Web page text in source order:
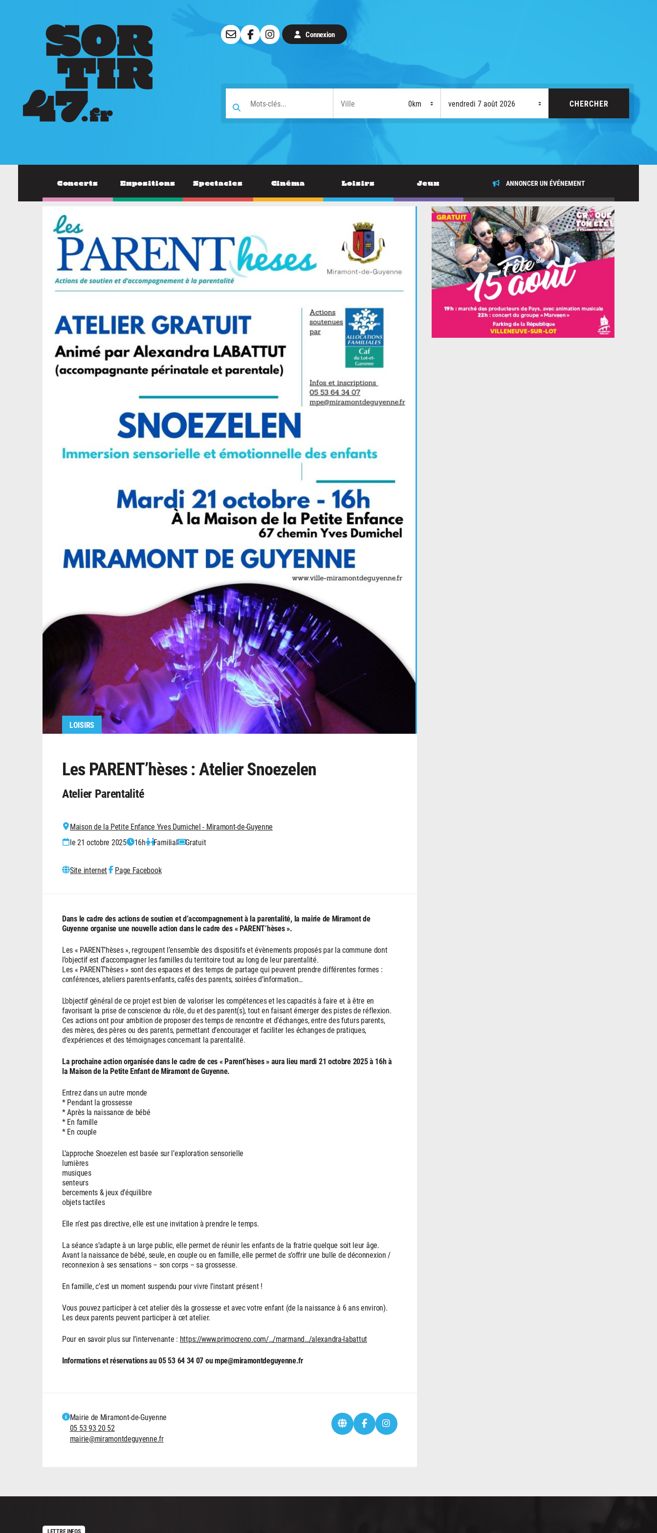
Connexion
Concerts Expositions Spectacles Cinéma Loisirs Jeux ANNONCER UN ÉVÉNEMENT
LOISIRS
Les PARENT’hèses : Atelier Snoezelen
Atelier Parentalité
Maison de la Petite Enfance Yves Dumichel - Miramont-de-Guyenne
le 21 octobre 2025
16h Familial Gratuit
Site internet Page Facebook
Dans le cadre des actions de soutien et d’accompagnement à la parentalité, la mairie de Miramont de
Guyenne organise une nouvelle action dans le cadre des « PARENT’hèses ».
Les « PARENT’hèses », regroupent l’ensemble des dispositifs et évènements proposés par la commune dont
l’objectif est d’accompagner les familles du territoire tout au long de leur parentalité.
Les « PARENT’hèses » sont des espaces et des temps de partage qui peuvent prendre différentes formes :
conférences, ateliers parents-enfants, cafés des parents, soirées d’information…
L’objectif général de ce projet est bien de valoriser les compétences et les capacités à faire et à être en
favorisant la prise de conscience du rôle, du et des parent(s), tout en faisant émerger des pistes de réflexion.
Ces actions ont pour ambition de proposer des temps de rencontre et d’échanges, entre des futurs parents,
des mères, des pères ou des parents, permettant d’encourager et faciliter les échanges de pratiques,
d’expériences et des témoignages concernant la parentalité.
La prochaine action organisée dans le cadre de ces « Parent’hèses » aura lieu mardi 21 octobre 2025 à 16h à
la Maison de la Petite Enfant de Miramont de Guyenne.
Entrez dans un autre monde
* Pendant la grossesse
* Après la naissance de bébé
* En famille
* En couple
L’approche Snoezelen est basée sur l’exploration sensorielle
lumières
musiques
senteurs
bercements & jeux d’équilibre
objets tactiles
Elle n’est pas directive, elle est une invitation à prendre le temps.
La séance s’adapte à un large public, elle permet de réunir les enfants de la fratrie quelque soit leur âge.
Avant la naissance de bébé, seule, en couple ou en famille, elle permet de s’offrir une bulle de déconnexion /
reconnexion à ses sensations – son corps – sa grossesse.
En famille, c’est un moment suspendu pour vivre l’instant présent !
Vous pouvez participer à cet atelier dès la grossesse et avec votre enfant (de la naissance à 6 ans environ).
Les deux parents peuvent participer à cet atelier.
Pour en savoir plus sur l’intervenante : https://www.primocreno.com/…/marmand…/alexandra-labattut
Informations et réservations au 05 53 64 34 07 ou mpe@miramontdeguyenne.fr
Mairie de Miramont-de-Guyenne
05 53 93 20 52
mairie@miramontdeguyenne.fr
LETTRE INFOS